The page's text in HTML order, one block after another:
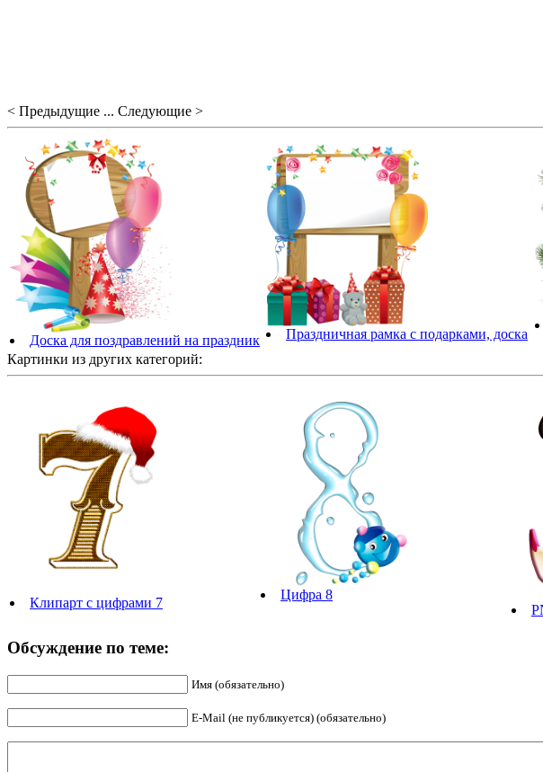
< Предыдущие ... Следующие >
Доска для поздравлений на праздник Праздничная рамка с подарками, доска
Картинки из других категорий:
Клипарт с цифрами 7
Цифра 8
Обсуждение по теме:
Имя (обязательно)
E-Mail (не публикуется) (обязательно)